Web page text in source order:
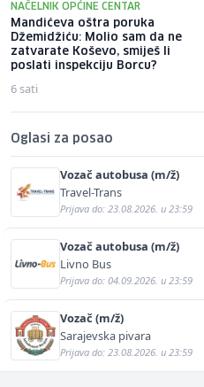
NAČELNIK OPĆINE CENTAR
Mandićeva oštra poruka
Džemidžiću: Molio sam da ne
zatvarate Koševo, smiješ li
poslati inspekciju Borcu?
6 sati
Oglasi za posao
Vozač autobusa (m/ž)
Travel-Trans
Prijava do: 23.08.2026. u 23:59
Vozač autobusa (m/ž)
Livno Bus
Prijava do: 04.09.2026. u 23:59
Vozač (m/ž)
Sarajevska pivara
Prijava do: 23.08.2026. u 23:59